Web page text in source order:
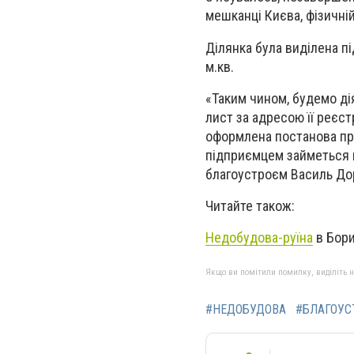
мешканці Києва,
Ділянка була виділена
м.кв.
«Таким чином, будемо
лист за адресою її
оформлена постанова
підприємцем займеться
благоустроєм Василь
Читайте також:
Недобудова-руїна в
Якщо ви помітили помилку, виділіть
#НЕДОБУДОВА